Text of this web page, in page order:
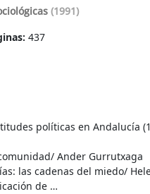
(1991)
437
políticas en Andalucía
Ander Gurrutxaga
las cadenas del miedo/
de …